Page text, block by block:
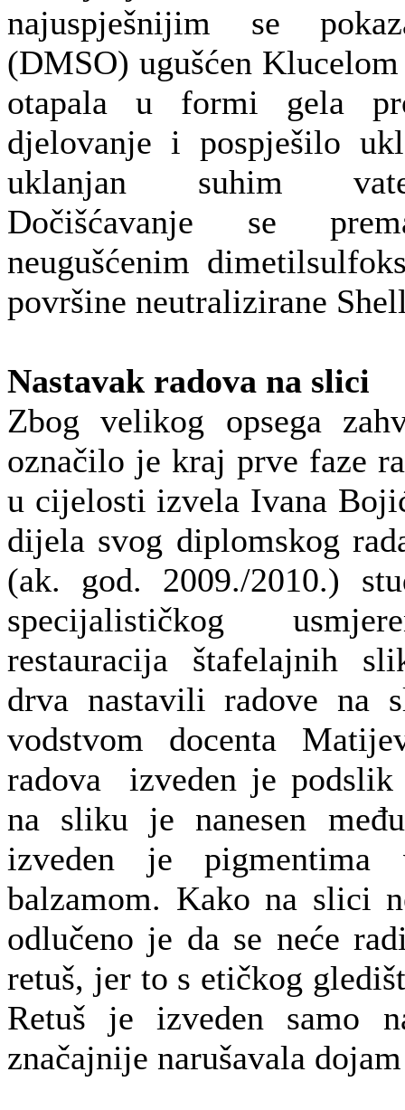
najuspješnijim se
(DMSO) ugušćen
otapala u formi gela
djelovanje i pospješilo
uklanjan suhim
Dočišćavanje se
neugušćenim
površine neutralizirane
Nastavak radova na slici
Zbog velikog opsega
označilo je kraj prve faze
u cijelosti izvela Ivana
dijela svog diplomskog
(ak. god. 2009./2010.)
specijalističkog
restauracija štafelajnih
drva nastavili radove na
vodstvom docenta
radova izveden je podslik
na sliku je nanesen
izveden je pigmentima
balzamom. Kako na slici
odlučeno je da se neće
retuš, jer to s etičkog
Retuš je izveden samo
značajnije narušavala